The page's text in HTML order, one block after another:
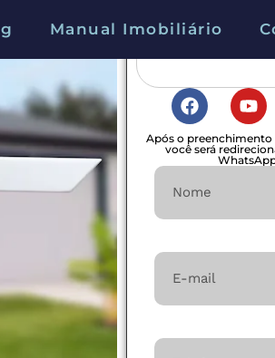
Manual Imobiliário
Após o
você será